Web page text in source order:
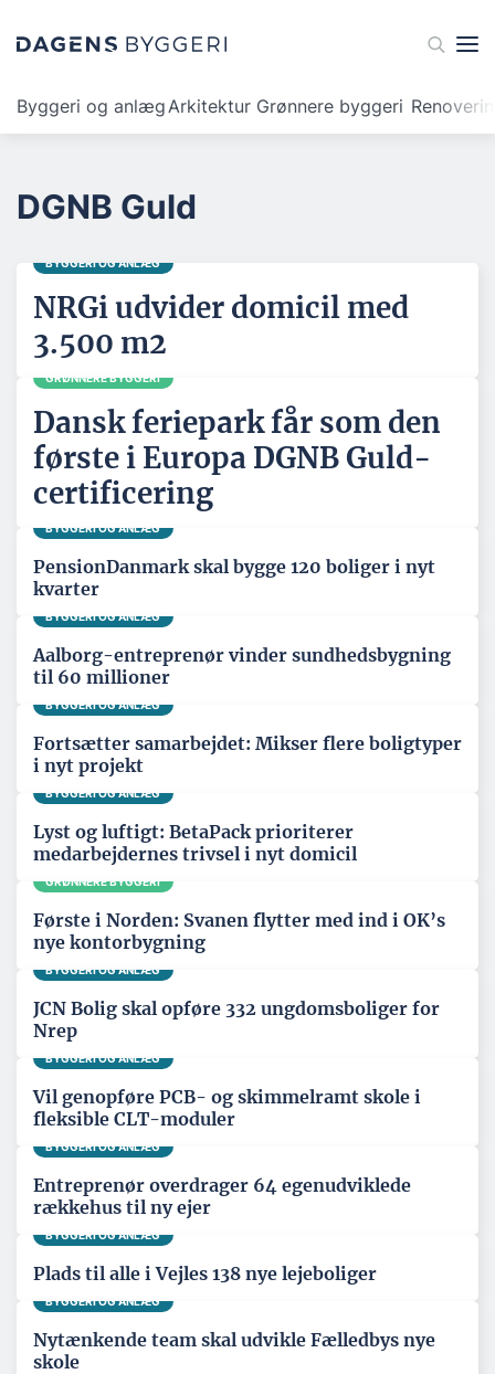
Byggeri og anlægArkitektur Grønnere byggeri
DGNB Guld
BYGGERI OG ANLÆG
NRGi udvider domicil med
3.500 m2
GRØNNERE BYGGERI
Dansk feriepark får som den
første i Europa DGNB Guld-
certificering
BYGGERI OG ANLÆG
PensionDanmark skal bygge 120 boliger i nyt
kvarter
BYGGERI OG ANLÆG
Aalborg-entreprenør vinder sundhedsbygning
til 60 millioner
BYGGERI OG ANLÆG
Fortsætter samarbejdet: Mikser flere boligtyper
i nyt projekt
BYGGERI OG ANLÆG
Lyst og luftigt: BetaPack prioriterer
medarbejdernes trivsel i nyt domicil
GRØNNERE BYGGERI
Første i Norden: Svanen flytter med ind i OK’s
nye kontorbygning
BYGGERI OG ANLÆG
JCN Bolig skal opføre 332 ungdomsboliger for
Nrep
BYGGERI OG ANLÆG
Vil genopføre PCB- og skimmelramt skole i
fleksible CLT-moduler
BYGGERI OG ANLÆG
Entreprenør overdrager 64 egenudviklede
rækkehus til ny ejer
BYGGERI OG ANLÆG
Plads til alle i Vejles 138 nye lejeboliger
BYGGERI OG ANLÆG
Nytænkende team skal udvikle Fælledbys nye
skole